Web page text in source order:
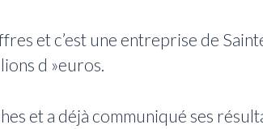
et c’est une entreprise de
d »euros.
et a déjà communiqué ses